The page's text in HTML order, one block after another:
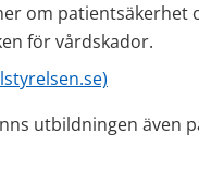
om patientsäkerhet
för vårdskador.
utbildningen även